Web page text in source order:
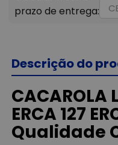
Descrição do
CACAROLA
ERCA 127
Qualidade